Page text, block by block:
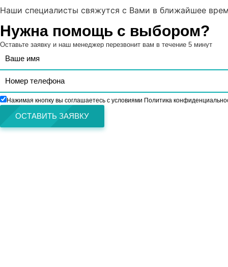
Наши специалисты свяжутся с Вами в ближайшее
Нужна помощь с выбором?
Оставьте заявку и наш менеджер перезвонит вам в течение 5 минут
Нажимая кнопку вы соглашаетесь с условиями Политика
ОСТАВИТЬ ЗАЯВКУ